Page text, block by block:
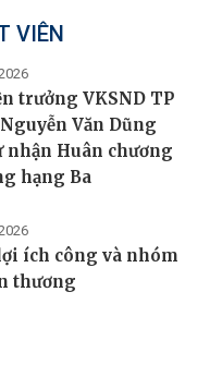
VIÊN
trưởng VKSND TP
Văn Dũng
nhận Huân chương
hạng Ba
ích công và nhóm
thương